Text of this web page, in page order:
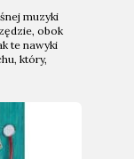
muzyki
obok
te nawyki
który,